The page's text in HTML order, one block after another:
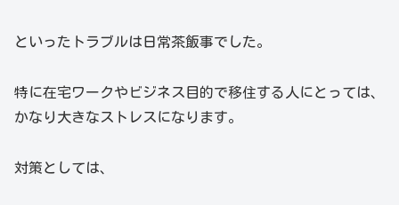
といったトラブルは日常茶飯事でした。
特に在宅ワークやビジネス目的で移住する人にとっては、
かなり大きなストレスになります。
対策としては、